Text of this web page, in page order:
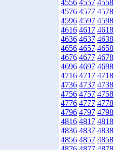
4556 4557 4558
4576 4577 4578
4596 4597 4598
4616 4617 4618
4636 4637 4638
4656 4657 4658
4676 4677 4678
4696 4697 4698
4716 4717 4718
4736 4737 4738
4756 4757 4758
4776 4777 4778
4796 4797 4798
4816 4817 4818
4836 4837 4838
4856 4857 4858